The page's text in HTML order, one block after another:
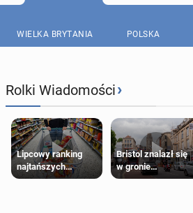
WIELKA BRYTANIA POLSKA
Rolki Wiadomości›
Lipcowy ranking
najtańszych
supermarketów
Bristol znalazł się
w gronie
najlepszych